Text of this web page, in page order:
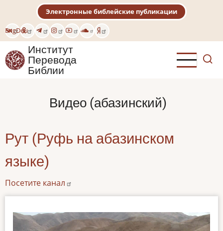
основному
содержанию
EngDeu
Электронные библейские публикации
Институт
Перевода
Библии
Видео (абазинский)
Рут (Руфь на абазинском
языке)
Посетите канал